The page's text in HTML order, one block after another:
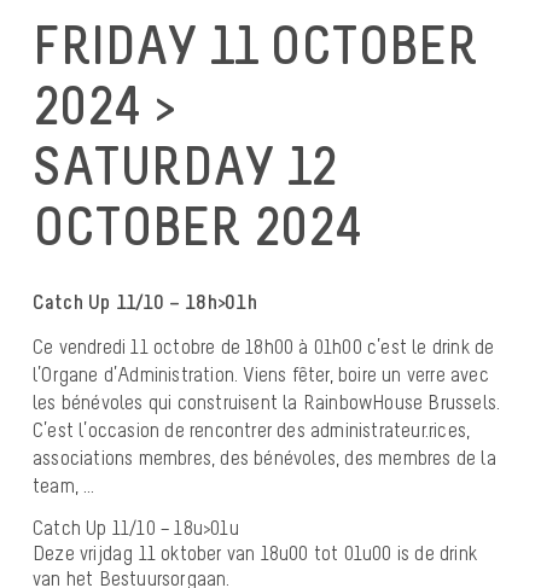
FRIDAY 11 OCTOBER
2024 >
SATURDAY 12
OCTOBER 2024
Catch Up 11/10 – 18h>01h
Ce vendredi 11 octobre de 18h00 à 01h00 c’est le drink de
l’Organe d’Administration. Viens fêter, boire un verre avec
les bénévoles qui construisent la RainbowHouse Brussels.
C’est l’occasion de rencontrer des administrateur.rices,
associations membres, des bénévoles, des membres de la
team, …
Catch Up 11/10 – 18u>01u
Deze vrijdag 11 oktober van 18u00 tot 01u00 is de drink
van het Bestuursorgaan.